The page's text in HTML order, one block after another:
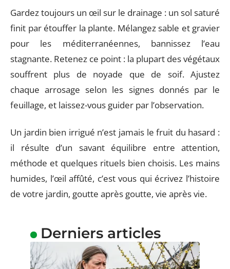
Gardez toujours un œil sur le drainage : un sol saturé
finit par étouffer la plante. Mélangez sable et gravier
pour les méditerranéennes, bannissez l’eau
stagnante. Retenez ce point : la plupart des végétaux
souffrent plus de noyade que de soif. Ajustez
chaque arrosage selon les signes donnés par le
feuillage, et laissez-vous guider par l’observation.
Un jardin bien irrigué n’est jamais le fruit du hasard :
il résulte d’un savant équilibre entre attention,
méthode et quelques rituels bien choisis. Les mains
humides, l’œil affûté, c’est vous qui écrivez l’histoire
de votre jardin, goutte après goutte, vie après vie.
Derniers articles